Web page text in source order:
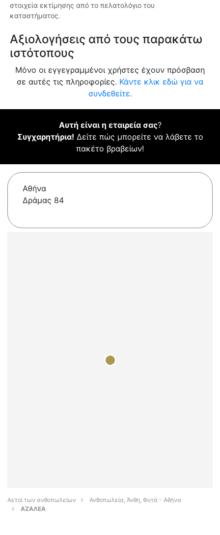
στοιχεία εκτίμησης από το πελατολόγιο του
καταστήματος.
Αξιολογήσεις από τους παρακάτω
ιστότοπους
Μόνο οι εγγεγραμμένοι χρήστες έχουν πρόσβαση
σε αυτές τις πληροφορίες. Κάντε κλικ εδώ για να
συνδεθείτε.
Αυτή είναι η εταιρεία σας?
Συγχαρητήρια! Δείτε πώς μπορείτε να λάβετε το
πακέτο βραβείων!
Αθήνα
Δράμας 84
Αετοί των ανθοπωλείων
Ανθοπωλεία, Άνθη, Φυτά - Αθήνα
ΑΖΑΛΕΑ